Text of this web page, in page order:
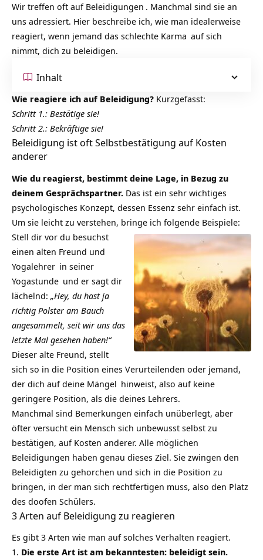
Wir treffen oft auf Beleidigungen . Manchmal sind sie an
uns adressiert. Hier beschreibe ich, wie man idealerweise
reagiert, wenn jemand das schlechte Karma auf sich
nimmt, dich zu beleidigen.
Inhalt
Wie reagiere ich auf Beleidigung? Kurzgefasst:
Schritt 1.: Bestätige sie!
Schritt 2.: Bekräftige sie!
Beleidigung ist oft Selbstbestätigung auf Kosten
anderer
Wie du reagierst, bestimmt deine Lage, in Bezug zu
deinem Gesprächspartner. Das ist ein sehr wichtiges
psychologisches Konzept, dessen Essenz sehr einfach ist.
Um sie leicht zu verstehen, bringe ich folgende Beispiele:
Stell dir vor du besuchst
einen alten Freund und
Yogalehrer in seiner
Yogastunde und er sagt dir
lächelnd: „Hey, du hast ja
richtig Polster am Bauch
angesammelt, seit wir uns das
letzte Mal gesehen haben!“
Dieser alte Freund, stellt
sich so in die Position eines Verurteilenden oder jemand,
der dich auf deine Mängel hinweist, also auf keine
geringere Position, als die deines Lehrers.
Manchmal sind Bemerkungen einfach unüberlegt, aber
öfter versucht ein Mensch sich unbewusst selbst zu
bestätigen, auf Kosten anderer. Alle möglichen
Beleidigungen haben genau dieses Ziel. Sie zwingen den
Beleidigten zu gehorchen und sich in die Position zu
bringen, in der man sich rechtfertigen muss, also den Platz
des doofen Schülers.
3 Arten auf Beleidigung zu reagieren
Es gibt 3 Arten wie man auf solches Verhalten reagiert.
Die erste Art ist am bekanntesten: beleidigt sein.